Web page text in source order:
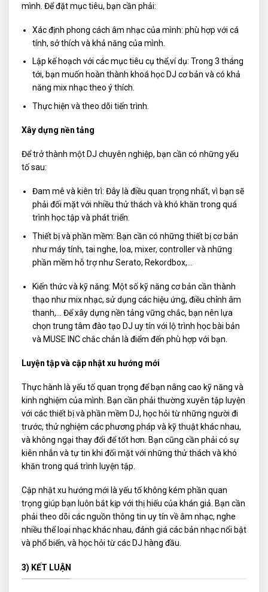
mình. Để đặt mục tiêu, bạn cần phải:
Xác định phong cách âm nhạc của mình: phù hợp với cá
tính, sở thích và khả năng của mình.
Lập kế hoạch với các mục tiêu cụ thể,ví dụ: Trong 3 tháng
tới, bạn muốn hoàn thành khoá học DJ cơ bản và có khả
năng mix nhạc theo ý thích.
Thực hiện và theo dõi tiến trình.
Xây dựng nền tảng
Để trở thành một DJ chuyên nghiệp, bạn cần có những yếu
tố sau:
Đam mê và kiên trì: Đây là điều quan trọng nhất, vì bạn sẽ
phải đối mặt với nhiều thử thách và khó khăn trong quá
trình học tập và phát triển.
Thiết bị và phần mềm: Bạn cần có những thiết bị cơ bản
như máy tính, tai nghe, loa, mixer, controller và những
phần mềm hỗ trợ như Serato, Rekordbox,…
Kiến thức và kỹ năng: Một số kỹ năng cơ bản cần thành
thạo như mix nhạc, sử dụng các hiệu ứng, điều chỉnh âm
thanh,… Để xây dựng nền tảng vững chắc, bạn nên lựa
chọn trung tâm đào tạo DJ uy tín với lộ trình học bài bản
và MUSE INC chắc chắn là điểm đến phù hợp với bạn.
Luyện tập và cập nhật xu hướng mới
Thực hành là yếu tố quan trọng để bạn nâng cao kỹ năng và
kinh nghiệm của mình. Bạn cần phải thường xuyên tập luyện
với các thiết bị và phần mềm DJ, học hỏi từ những người đi
trước, thử nghiệm các phương pháp và kỹ thuật khác nhau,
và không ngại thay đổi để tốt hơn. Bạn cũng cần phải có sự
kiên nhẫn và tự tin khi đối mặt với những thử thách và khó
khăn trong quá trình luyện tập.
Cập nhật xu hướng mới là yếu tố không kém phần quan
trọng giúp bạn luôn bắt kịp với thị hiếu của khán giả. Bạn cần
phải theo dõi các nguồn thông tin uy tín về âm nhạc, nghe
nhiều thể loại nhạc khác nhau, đánh giá các bản nhạc nổi bật
và phổ biến, và học hỏi từ các DJ hàng đầu.
3) KẾT LUẬN